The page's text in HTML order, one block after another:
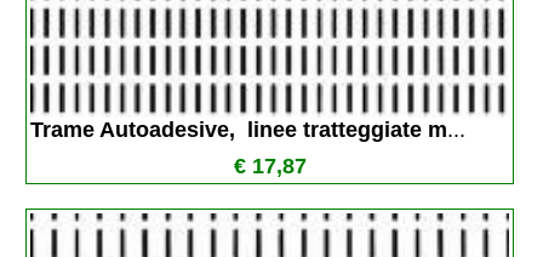
Trame Autoadesive,  linee tratteggiate m...
€ 17,87